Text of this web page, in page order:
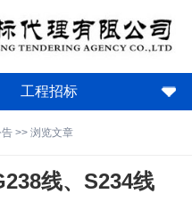
工程招标
下载中心
>> 浏览文章
线、S234线